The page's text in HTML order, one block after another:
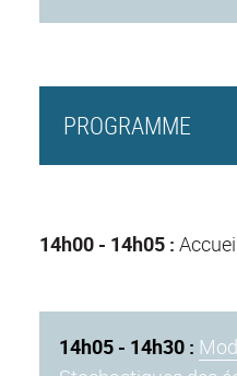
PROGRAMME
14h00 - 14h05 :
14h05 - 14h30 :